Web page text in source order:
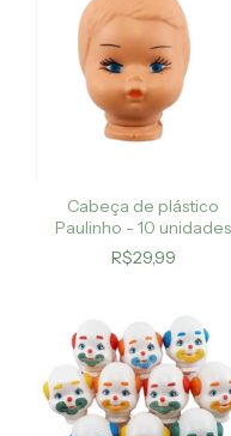
Cabeça de plástico
Paulinho - 10 unidades
R$29,99